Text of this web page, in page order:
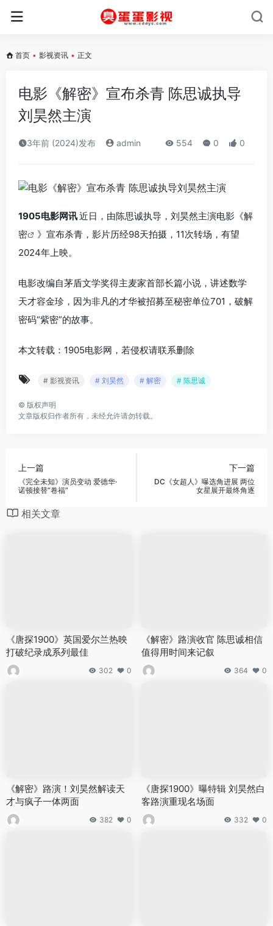
首页 • 影视资讯 • 正文
电影《解密》宣布杀青 陈思诚执导
刘昊然主演
3年前 (2024)发布 admin 554 0 0
1905电影网讯近日，由陈思诚执导，刘昊然主演电影《解
密
》宣布杀青，影片历经98天拍摄，11次转场，有望
2024年上映。
电影改编自茅盾文学奖得主麦家首部长篇小说，讲述数学
天才容金珍，因为非凡的才华被招募至秘密单位701，破解
密码“紫密”的故事。
本文转载：1905电影网，若侵权请联系删除
# 影视资讯 # 刘昊然 # 解密 # 陈思诚
© 版权声明
文章版权归作者所有，未经允许请勿转载。
上一篇
《完全未知》演员变动 爱德华·
诺顿接替“卷福”
下一篇
DC《女超人》曝选角进展 两位
女星展开最终角逐
相关文章
《唐探1900》英国爱尔兰热映
打破纪录成系列最佳
302 0
《解密》路演收官 陈思诚相信
值得用时间来记叙
364 0
《解密》路演！刘昊然解读天
才与疯子一体两面
382 0
《唐探1900》曝特辑 刘昊然白
客路演重现名场面
332 0